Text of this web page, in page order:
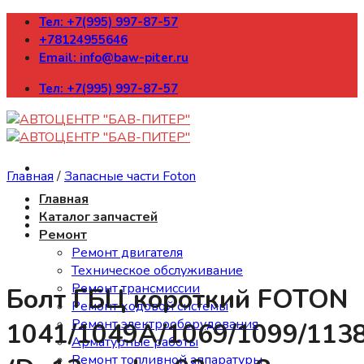
Skip
content
Тел: +7(995) 997-87-57
+78124955646
Email: info@baw-piter.ru
Тел: +7(995) 997-87-57
Главная
Каталог запчастей
Ремонт
Ремонт двигателя
Техническое обслуживание
Ремонт трансмиссии
Ремонт ходовой системы
Ремонт электрооборудования
Арматурные работы
Ремонт топливной аппаратуры
Главная /Запасные части Foton
Болт ГБЦ короткий FOTON
1041/1049A/1069/1099/